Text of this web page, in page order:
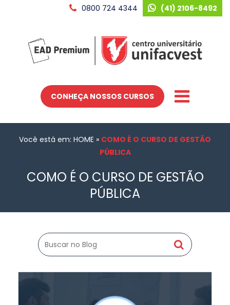
(41) 2106-8492
0800 724 4344
CONHEÇA NOSSOS CURSOS
Você está em: HOME » COMO É O CURSO DE GESTÃO
PÚBLICA
COMO É O CURSO DE GESTÃO
PÚBLICA